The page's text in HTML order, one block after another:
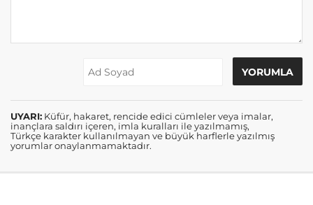
UYARI: Küfür, hakaret, rencide edici cümleler veya imalar,
inançlara saldırı içeren, imla kuralları ile yazılmamış,
Türkçe karakter kullanılmayan ve büyük harflerle yazılmış
yorumlar onaylanmamaktadır.